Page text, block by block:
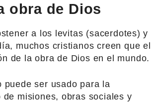
obra de Dios
a los levitas (sacerdotes) y
muchos cristianos creen que el
de la obra de Dios en el mundo.
puede ser usado para la
misiones, obras sociales y